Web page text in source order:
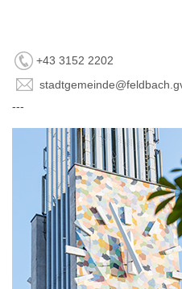
+43 3152 2202
---